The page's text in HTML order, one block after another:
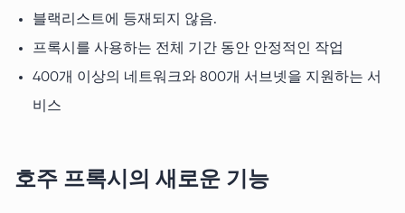
블랙리스트에 등재되지 않음.
프록시를 사용하는 전체 기간 동안 안정적인 작업
400개 이상의 네트워크와 800개 서브넷을 지원하는 서
비스
호주 프록시의 새로운 기능